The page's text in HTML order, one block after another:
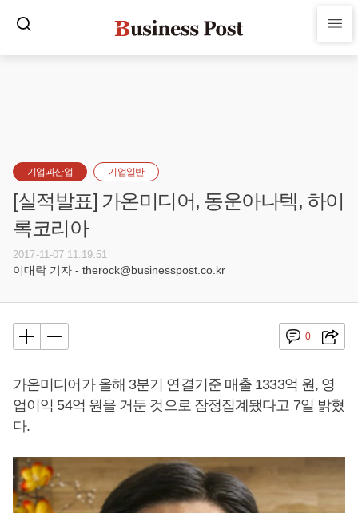
기업과산업 기업일반
[실적발표] 가온미디어, 동운아나텍, 하이
록코리아
2017-11-07 11:19:51
이대락 기자 - therock@businesspost.co.kr
0
가온미디어가 올해 3분기 연결기준 매출 1333억 원, 영
업이익 54억 원을 거둔 것으로 잠정집계됐다고 7일 밝혔
다.